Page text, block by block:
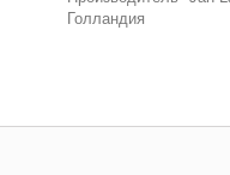
Голландия